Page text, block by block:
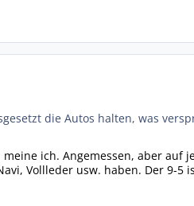
die Autos halten, was
ich. Angemessen, aber auf
Vollleder usw. haben. Der 9-5